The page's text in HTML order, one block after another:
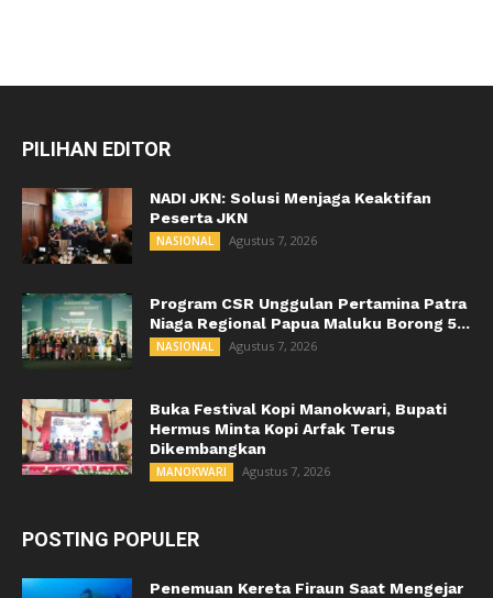
PILIHAN EDITOR
NADI JKN: Solusi Menjaga Keaktifan
Peserta JKN
NASIONAL Agustus 7, 2026
Program CSR Unggulan Pertamina Patra
Niaga Regional Papua Maluku Borong 5...
NASIONAL Agustus 7, 2026
Buka Festival Kopi Manokwari, Bupati
Hermus Minta Kopi Arfak Terus
Dikembangkan
MANOKWARI Agustus 7, 2026
POSTING POPULER
Penemuan Kereta Firaun Saat Mengejar